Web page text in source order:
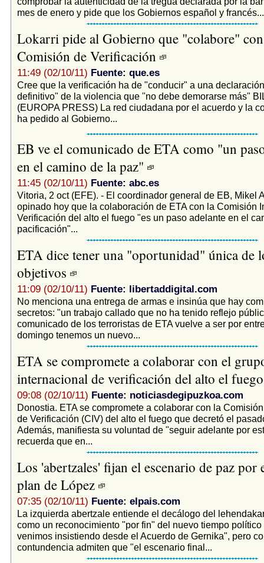
mes de enero y pide que los Gobiernos español y francés...
Lokarri pide al Gobierno que "colabore"
Comisión de Verificación
11:49 (02/10/11) Fuente: que.es
Cree que la verificación ha de "conducir" a una
definitivo" de la violencia que "no debe demorarse más"
(EUROPA PRESS) La red ciudadana por el acuerdo y la
ha pedido al Gobierno...
EB ve el comunicado de ETA como "un
en el camino de la paz"
11:45 (02/10/11) Fuente: abc.es
Vitoria, 2 oct (EFE). - El coordinador general de EB, Mikel
opinado hoy que la colaboración de ETA con la Comisión
Verificación del alto el fuego "es un paso adelante en el
pacificación"...
ETA dice tener una "oportunidad" única de
objetivos
11:09 (02/10/11) Fuente: libertaddigital.com
No menciona una entrega de armas e insinúa que hay
secretos: "un trabajo callado que no ha tenido reflejo
comunicado de los terroristas de ETA vuelve a ser por
domingo tenemos un nuevo...
ETA se compromete a colaborar con el
internacional de verificación del alto el
09:08 (02/10/11) Fuente: noticiasdegipuzkoa.com
Donostia. ETA se compromete a colaborar con la
de Verificación (CIV) del alto el fuego que decretó el
Además, manifiesta su voluntad de "seguir adelante por
recuerda que en...
Los 'abertzales' fijan el escenario de paz por
plan de López
07:35 (02/10/11) Fuente: elpais.com
La izquierda abertzale entiende el decálogo del
como un reconocimiento "por fin" del nuevo tiempo
venimos insistiendo desde el Acuerdo de Gernika", pero
contundencia admiten que "el escenario final...